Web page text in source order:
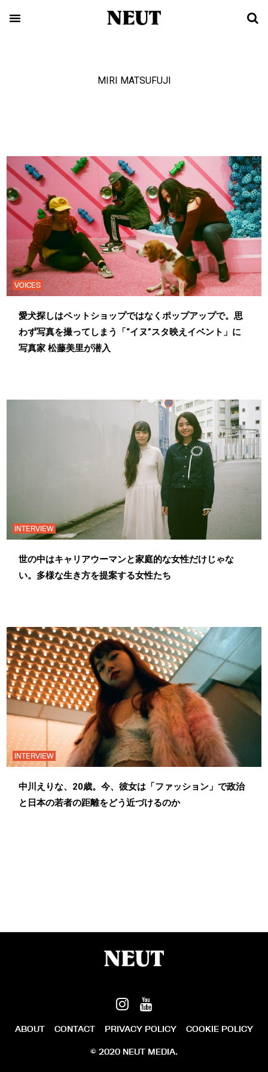
MIRI MATSUFUJI
VOICES
愛犬探しはペットショップではなくポップアップで。思
わず写真を撮ってしまう「“イヌ”スタ映えイベント」に
写真家 松藤美里が潜入
INTERVIEW
世の中はキャリアウーマンと家庭的な女性だけじゃな
い。多様な生き方を提案する女性たち
INTERVIEW
中川えりな、20歳。今、彼女は「ファッション」で政治
と日本の若者の距離をどう近づけるのか
ABOUT CONTACT PRIVACY POLICY COOKIE POLICY
© 2020 NEUT MEDIA.